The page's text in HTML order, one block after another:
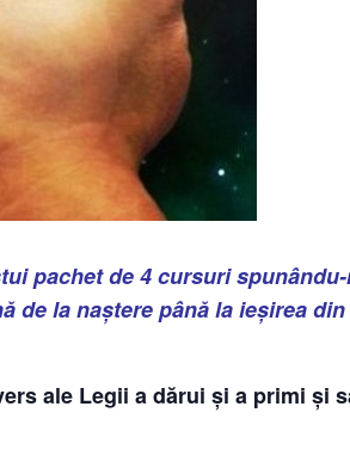
pachet de 4 cursuri
de la naștere până la ieșirea
ale Legii a dărui și a primi și